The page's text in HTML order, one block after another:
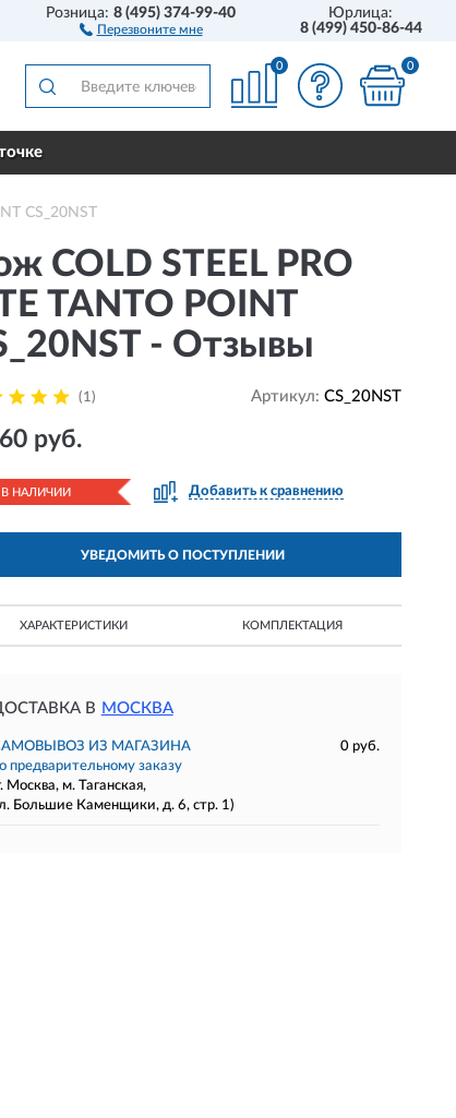
ДОСТАВИМ ПО ВСЕЙ РОССИИ
Розница:8 (495) 374-99-40
Перезвоните мне
Юрлица:
8 (499) 450-86-44
0 0
CS_20NST
COLD STEEL PRO
TANTO POINT
- Отзывы
(1) Артикул: CS_20NST
руб.
В НАЛИЧИИ Добавить к сравнению
УВЕДОМИТЬ О ПОСТУПЛЕНИИ
ХАРАКТЕРИСТИКИ КОМПЛЕКТАЦИЯ
В МОСКВА
ИЗ МАГАЗИНА
0 руб.
предварительному заказу
Москва, м. Таганская,
Большие Каменщики, д. 6, стр. 1)